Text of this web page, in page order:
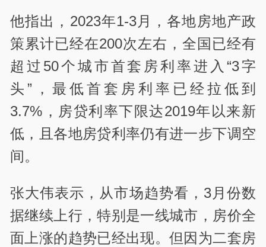
他指出，2023年1-3月，各地房地产政
策累计已经在200次左右，全国已经有
超过50个城市首套房利率进入“3字
头”，最低首套房利率已经拉低到
3.7%，房贷利率下限达2019年以来新
低，且各地房贷利率仍有进一步下调空
间。
张大伟表示，从市场趋势看，3月份数
据继续上行，特别是一线城市，房价全
面上涨的趋势已经出现。但因为二套房